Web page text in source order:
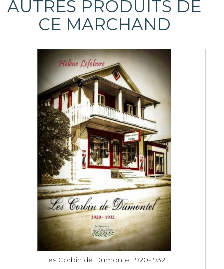
AUTRES PRODUITS DE
CE MARCHAND
Les Corbin de Dumontel 1920-1932